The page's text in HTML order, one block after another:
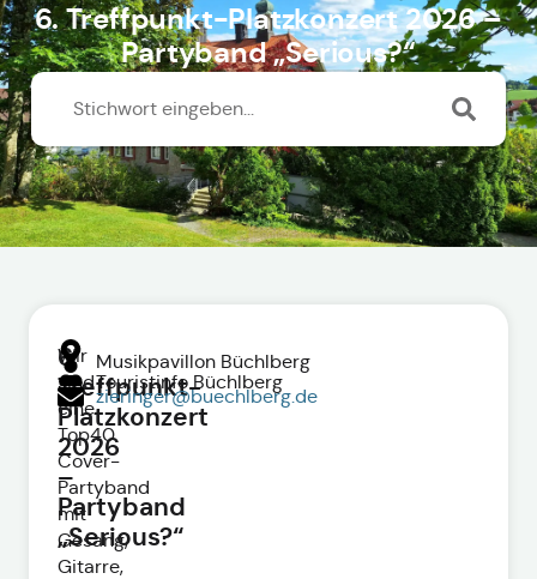
6. Treffpunkt-Platzkonzert 2026 –
Partyband „Serious?“
6.
Treffpunkt-
Platzkonzert
2026
–
Partyband
„Serious?“
Wir
sind
eine
Top40
Cover-
Partyband
mit
Gesang,
Gitarre,
Musikpavillon Büchlberg
Touristinfo Büchlberg
zieringer@buechlberg.de